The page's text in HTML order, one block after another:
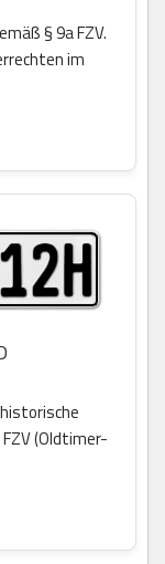
§ 9a FZV.
im
FZV (Oldtimer-